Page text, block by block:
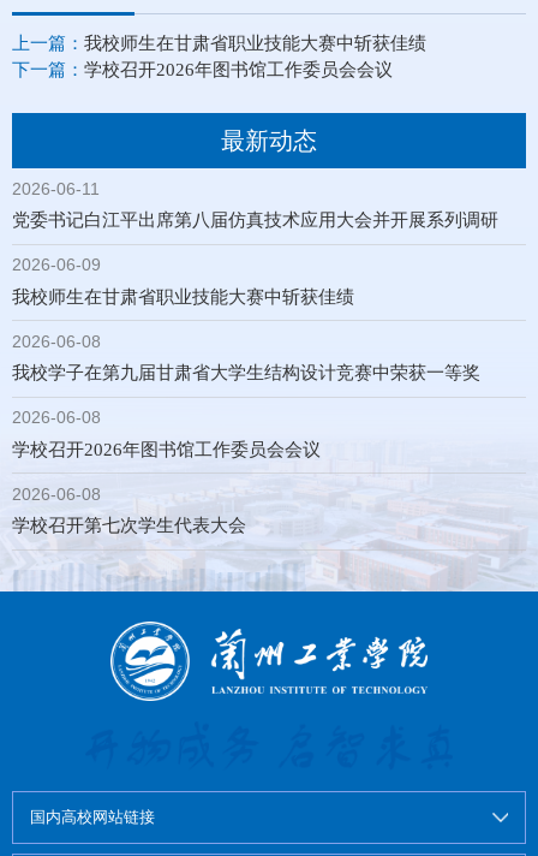
上一篇： 我校师生在甘肃省职业技能大赛中斩获佳绩
下一篇： 学校召开2026年图书馆工作委员会会议
最新动态
2026-06-11
党委书记白江平出席第八届仿真技术应用大会并开展系列调研
2026-06-09
我校师生在甘肃省职业技能大赛中斩获佳绩
2026-06-08
我校学子在第九届甘肃省大学生结构设计竞赛中荣获一等奖
2026-06-08
学校召开2026年图书馆工作委员会会议
2026-06-08
学校召开第七次学生代表大会
国内高校网站链接